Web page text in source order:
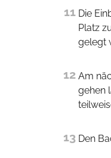
11 Die Einback sollten nun über Nacht (8-10 Stunden) im Kühlschrank gehen. Dafür sollten sie luftdicht, aber mit
Platz
gelegt
12 Am nächsten Morgen die Einback aus dem Kühlschrank nehmen und für eine Stunde an einem warmen Ort
gehen
13 Den